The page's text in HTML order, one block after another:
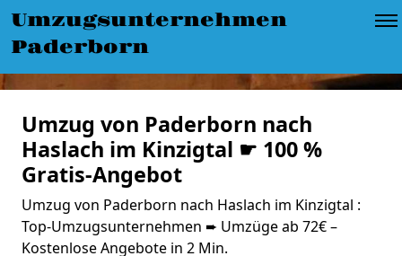
Umzugsunternehmen
Paderborn
Umzug von Paderborn nach
Haslach im Kinzigtal ☛ 100 %
Gratis-Angebot
Umzug von Paderborn nach Haslach im Kinzigtal :
Top-Umzugsunternehmen ➨ Umzüge ab 72€ –
Kostenlose Angebote in 2 Min.